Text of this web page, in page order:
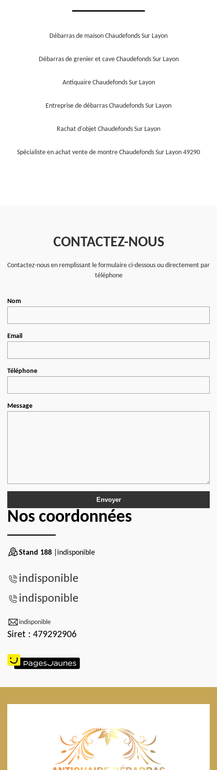
Débarras de maison Chaudefonds Sur Layon
Débarras de grenier et cave Chaudefonds Sur Layon
Antiquaire Chaudefonds Sur Layon
Entreprise de débarras Chaudefonds Sur Layon
Rachat d'objet Chaudefonds Sur Layon
Spécialiste en achat vente de montre Chaudefonds Sur Layon 49290
CONTACTEZ-NOUS
Contactez-nous en remplissant le formulaire ci-dessous ou directement par
téléphone
Nom
Email
Téléphone
Message
Nos coordonnées
Stand 188 |indisponible
indisponible
indisponible
indisponible
Siret : 479292906